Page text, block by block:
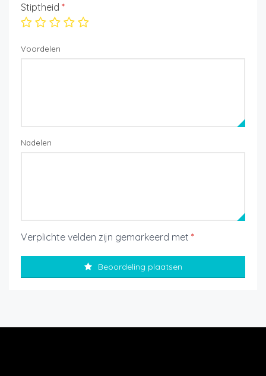
Stiptheid *
Voordelen
Nadelen
Verplichte velden zijn gemarkeerd met *
Beoordeling plaatsen